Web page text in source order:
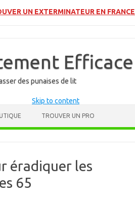
UN EXTERMINATEUR EN FRANCE
Efficace
des punaises de lit
Skip to content
TROUVER UN PRO
éradiquer les
65